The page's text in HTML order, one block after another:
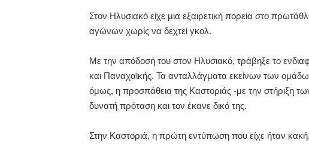
Στον Ηλυσιακό είχε μια εξαιρετική πορεία στο
αγώνων χωρίς να δεχτεί γκολ.
Με την απόδοσή του στον Ηλυσιακό, τράβηξε το
και Παναχαϊκής. Τα ανταλλάγματα εκείνων των
όμως, η προσπάθεια της Καστοριάς -με την στήριξη
δυνατή πρόταση και τον έκανε δικό της.
Στην Καστοριά, η πρώτη εντύπωση που είχε ήταν